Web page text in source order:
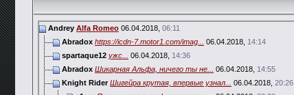
Andrey Alfa Romeo 06.04.2018, 06:11
Abradox https://icdn-7.motor1.com/imag... 06.04.2018, 14:14
spartaque12 ужс... 06.04.2018, 14:36
Abradox Шикарная Альфа, ничего ты не... 06.04.2018, 14:55
Knight Rider Шигейра крутая, впервые узнал... 06.04.2018, 20:26